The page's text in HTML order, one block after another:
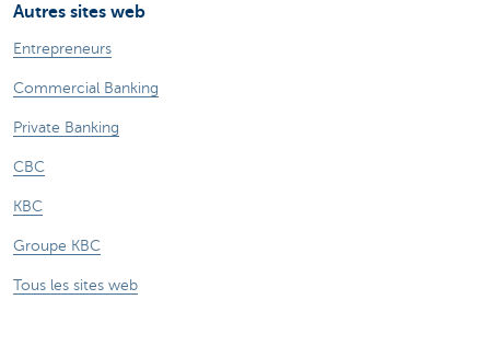
Autres sites web
Entrepreneurs
Commercial Banking
Private Banking
CBC
KBC
Groupe KBC
Tous les sites web